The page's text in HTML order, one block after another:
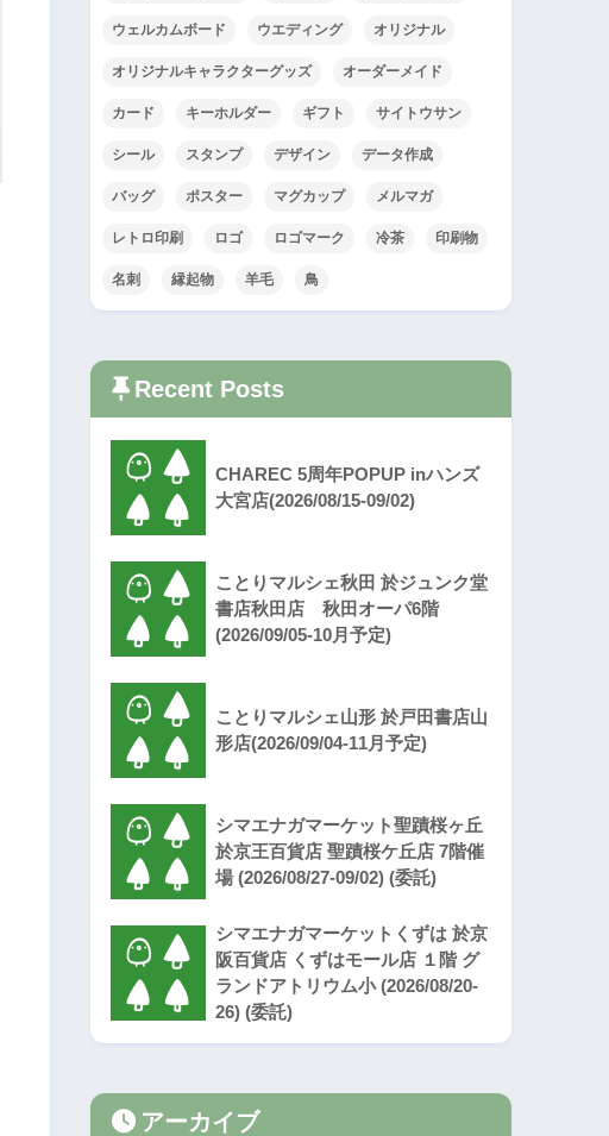
ウェルカムボード ウエディング オリジナル
オリジナルキャラクターグッズ オーダーメイド
カード キーホルダー ギフト サイトウサン
シール スタンプ デザイン データ作成
バッグ ポスター マグカップ メルマガ
レトロ印刷 ロゴ ロゴマーク 冷茶 印刷物
名刺 縁起物 羊毛 鳥
Recent Posts
CHAREC 5周年POPUP inハンズ
大宮店(2026/08/15-09/02)
ことりマルシェ秋田 於ジュンク堂
書店秋田店 秋田オーパ6階
(2026/09/05-10月予定)
ことりマルシェ山形 於戸田書店山
形店(2026/09/04-11月予定)
シマエナガマーケット聖蹟桜ヶ丘
於京王百貨店 聖蹟桜ケ丘店 7階催
場 (2026/08/27-09/02) (委託)
シマエナガマーケットくずは 於京
阪百貨店 くずはモール店 １階 グ
ランドアトリウム小 (2026/08/20-
26) (委託)
アーカイブ